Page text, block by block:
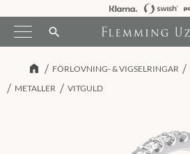
Meny search
FÖRLOVNING- & VIGSELRINGAR
METALLER
VITGULD